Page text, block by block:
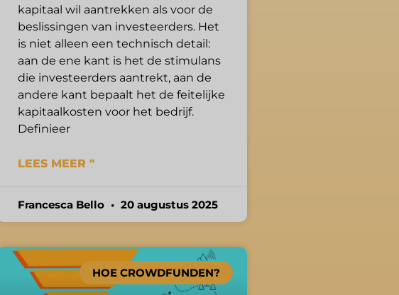
kapitaal wil aantrekken als voor de
beslissingen van investeerders. Het
is niet alleen een technisch detail:
aan de ene kant is het de stimulans
die investeerders aantrekt, aan de
andere kant bepaalt het de feitelijke
kapitaalkosten voor het bedrijf.
Definieer
LEES MEER "
Francesca Bello 20 augustus 2025
HOE CROWDFUNDEN?